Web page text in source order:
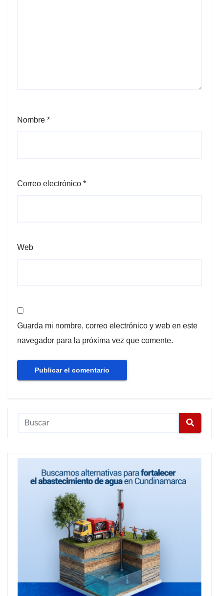
Nombre *
Correo electrónico *
Web
Guarda mi nombre, correo electrónico y web en este
navegador para la próxima vez que comente.